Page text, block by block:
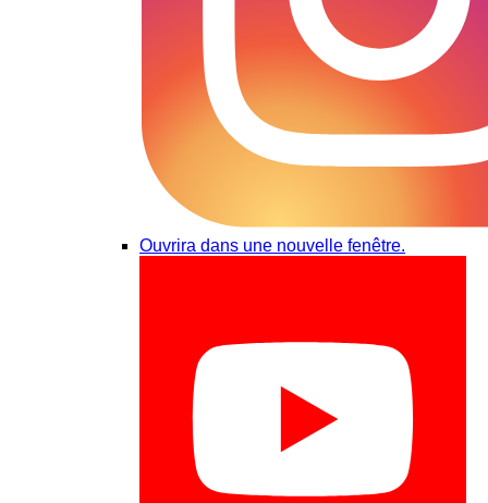
Ouvrira dans une nouvelle fenêtre.